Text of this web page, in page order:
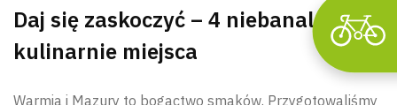
Daj się zaskoczyć – 4 niebanalne
kulinarnie miejsca
Warmia i Mazury to bogactwo smaków. Przygotowaliśmy